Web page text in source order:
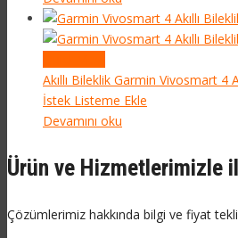
Akıllı Bileklik Garmin Vivosmart 4
İstek Listeme Ekle
Devamını oku
Ürün ve Hizmetlerimizle
Çözümlerimiz hakkında bilgi ve fiyat